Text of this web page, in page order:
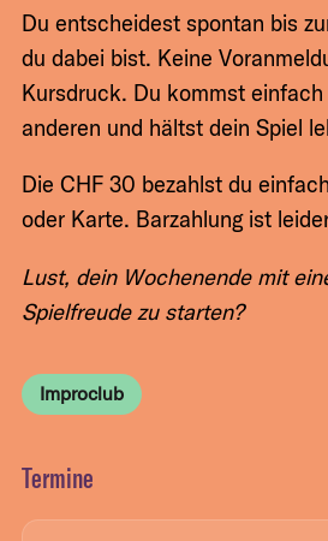
Du entscheidest spontan bis
du dabei bist. Keine
Kursdruck. Du kommst
anderen und hältst dein Spiel
Die CHF 30 bezahlst du
oder Karte. Barzahlung ist
Lust, dein Wochenende mit
Spielfreude zu starten?
Improclub
Termine